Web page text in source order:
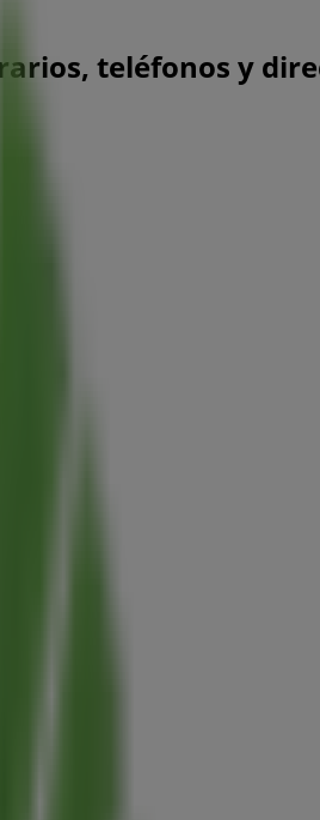
teléfonos y